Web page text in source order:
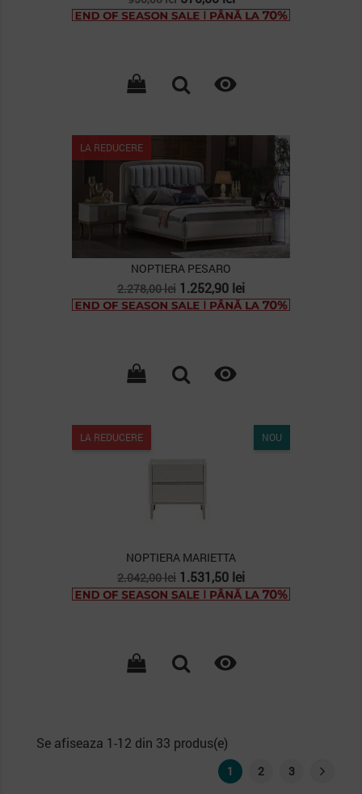
de

LA REDUCERE
NOPTIERA PESARO
Pret
de
2.278,00 lei Pret
1.252,90 lei

LA REDUCERE NOU
NOPTIERA MARIETTA
Pret
de
2.042,00 lei Pret
1.531,50 lei

Se afiseaza 1-12 din 33 produs(e)
1 2 3